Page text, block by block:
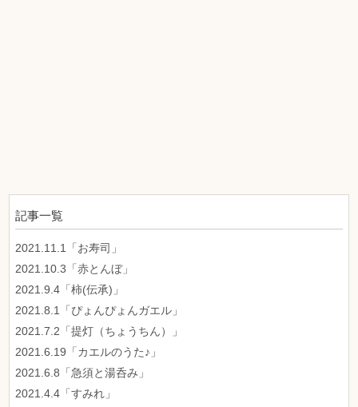
記事一覧
2021.11.1「お寿司」
2021.10.3「赤とんぼ」
2021.9.4「柿(伝承)」
2021.8.1「ぴょんぴょんガエル」
2021.7.2「提灯（ちょうちん）」
2021.6.19「カエルのうた♪」
2021.6.8「急須と湯呑み」
2021.4.4「すみれ」